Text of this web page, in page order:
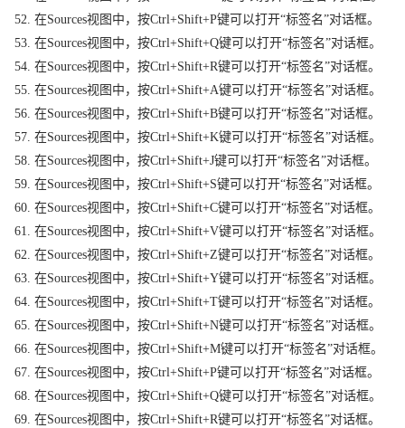
52. 在Sources视图中，按Ctrl+Shift+P键可以打开“标签名”对话框。
53. 在Sources视图中，按Ctrl+Shift+Q键可以打开“标签名”对话框。
54. 在Sources视图中，按Ctrl+Shift+R键可以打开“标签名”对话框。
55. 在Sources视图中，按Ctrl+Shift+A键可以打开“标签名”对话框。
56. 在Sources视图中，按Ctrl+Shift+B键可以打开“标签名”对话框。
57. 在Sources视图中，按Ctrl+Shift+K键可以打开“标签名”对话框。
58. 在Sources视图中，按Ctrl+Shift+J键可以打开“标签名”对话框。
59. 在Sources视图中，按Ctrl+Shift+S键可以打开“标签名”对话框。
60. 在Sources视图中，按Ctrl+Shift+C键可以打开“标签名”对话框。
61. 在Sources视图中，按Ctrl+Shift+V键可以打开“标签名”对话框。
62. 在Sources视图中，按Ctrl+Shift+Z键可以打开“标签名”对话框。
63. 在Sources视图中，按Ctrl+Shift+Y键可以打开“标签名”对话框。
64. 在Sources视图中，按Ctrl+Shift+T键可以打开“标签名”对话框。
65. 在Sources视图中，按Ctrl+Shift+N键可以打开“标签名”对话框。
66. 在Sources视图中，按Ctrl+Shift+M键可以打开“标签名”对话框。
67. 在Sources视图中，按Ctrl+Shift+P键可以打开“标签名”对话框。
68. 在Sources视图中，按Ctrl+Shift+Q键可以打开“标签名”对话框。
69. 在Sources视图中，按Ctrl+Shift+R键可以打开“标签名”对话框。